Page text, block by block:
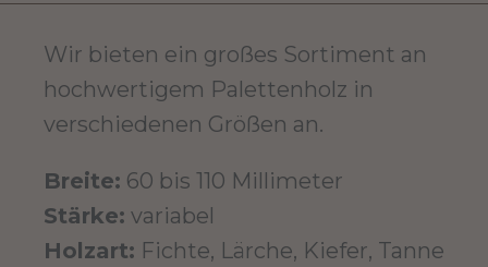
Wir bieten ein großes Sortiment an
hochwertigem Palettenholz in
verschiedenen Größen an.
Breite: 60 bis 110 Millimeter
Stärke: variabel
Holzart: Fichte, Lärche, Kiefer, Tanne